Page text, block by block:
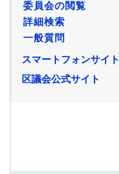
委員会の閲覧
詳細検索
一般質問
スマートフォンサイト
区議会公式サイト